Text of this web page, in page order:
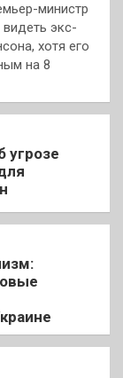
министр
экс-
хотя его
на 8
угрозе